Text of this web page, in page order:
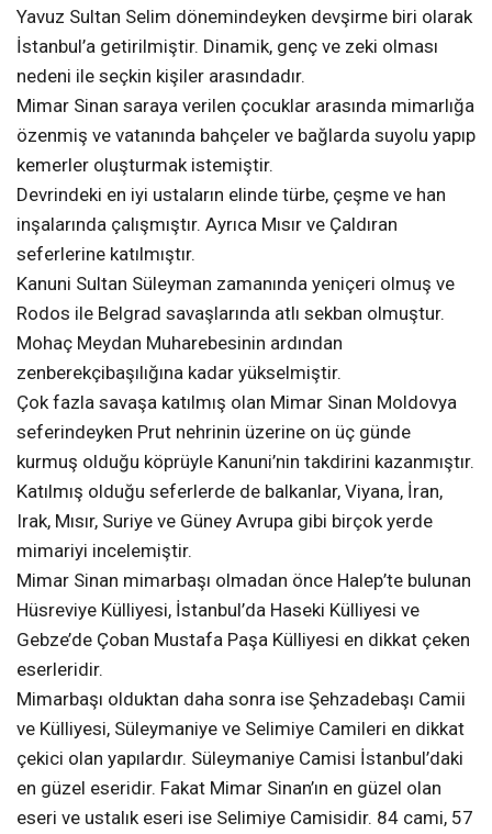
Yavuz Sultan Selim dönemindeyken devşirme biri olarak
İstanbul’a getirilmiştir. Dinamik, genç ve zeki olması
nedeni ile seçkin kişiler arasındadır.
Mimar Sinan saraya verilen çocuklar arasında mimarlığa
özenmiş ve vatanında bahçeler ve bağlarda suyolu yapıp
kemerler oluşturmak istemiştir.
Devrindeki en iyi ustaların elinde türbe, çeşme ve han
inşalarında çalışmıştır. Ayrıca Mısır ve Çaldıran
seferlerine katılmıştır.
Kanuni Sultan Süleyman zamanında yeniçeri olmuş ve
Rodos ile Belgrad savaşlarında atlı sekban olmuştur.
Mohaç Meydan Muharebesinin ardından
zenberekçibaşılığına kadar yükselmiştir.
Çok fazla savaşa katılmış olan Mimar Sinan Moldovya
seferindeyken Prut nehrinin üzerine on üç günde
kurmuş olduğu köprüyle Kanuni’nin takdirini kazanmıştır.
Katılmış olduğu seferlerde de balkanlar, Viyana, İran,
Irak, Mısır, Suriye ve Güney Avrupa gibi birçok yerde
mimariyi incelemiştir.
Mimar Sinan mimarbaşı olmadan önce Halep’te bulunan
Hüsreviye Külliyesi, İstanbul’da Haseki Külliyesi ve
Gebze’de Çoban Mustafa Paşa Külliyesi en dikkat çeken
eserleridir.
Mimarbaşı olduktan daha sonra ise Şehzadebaşı Camii
ve Külliyesi, Süleymaniye ve Selimiye Camileri en dikkat
çekici olan yapılardır. Süleymaniye Camisi İstanbul’daki
en güzel eseridir. Fakat Mimar Sinan’ın en güzel olan
eseri ve ustalık eseri ise Selimiye Camisidir. 84 cami, 57